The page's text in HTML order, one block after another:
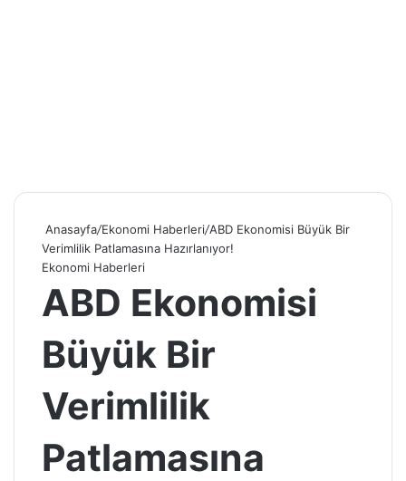
Anasayfa/Ekonomi Haberleri/ABD Ekonomisi Büyük Bir
Verimlilik Patlamasına Hazırlanıyor!
Ekonomi Haberleri
ABD Ekonomisi
Büyük Bir
Verimlilik
Patlamasına